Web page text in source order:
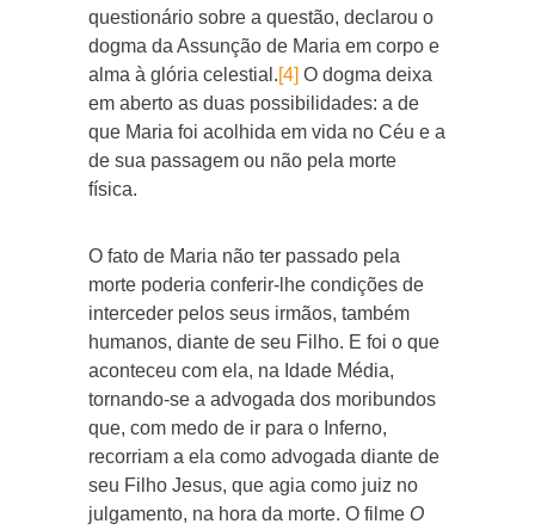
questionário sobre a questão, declarou o
dogma da Assunção de Maria em corpo e
alma à glória celestial.[4] O dogma deixa
em aberto as duas possibilidades: a de
que Maria foi acolhida em vida no Céu e a
de sua passagem ou não pela morte
física.
O fato de Maria não ter passado pela
morte poderia conferir-lhe condições de
interceder pelos seus irmãos, também
humanos, diante de seu Filho. E foi o que
aconteceu com ela, na Idade Média,
tornando-se a advogada dos moribundos
que, com medo de ir para o Inferno,
recorriam a ela como advogada diante de
seu Filho Jesus, que agia como juiz no
julgamento, na hora da morte. O filme O